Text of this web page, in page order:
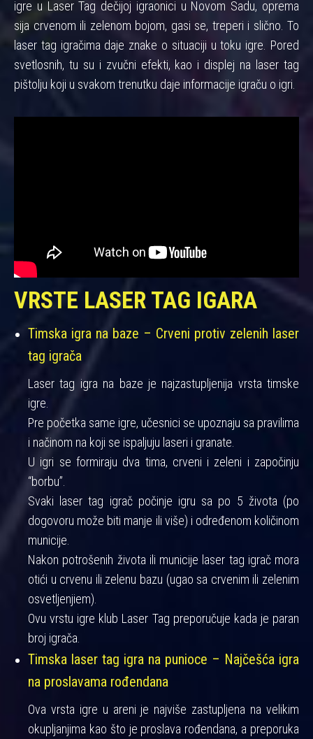
igre u Laser Tag dečijoj igraonici u Novom Sadu, oprema
sija crvenom ili zelenom bojom, gasi se, treperi i slično. To
laser tag igračima daje znake o situaciji u toku igre. Pored
svetlosnih, tu su i zvučni efekti, kao i displej na laser tag
pištolju koji u svakom trenutku daje informacije igraču o igri.
VRSTE LASER TAG IGARA
Timska igra na baze – Crveni protiv zelenih laser
tag igrača
Laser tag igra na baze je najzastupljenija vrsta timske
igre.
Pre početka same igre, učesnici se upoznaju sa pravilima
i načinom na koji se ispaljuju laseri i granate.
U igri se formiraju dva tima, crveni i zeleni i započinju
“borbu”.
Svaki laser tag igrač počinje igru sa po 5 života (po
dogovoru može biti manje ili više) i određenom količinom
municije.
Nakon potrošenih života ili municije laser tag igrač mora
otići u crvenu ili zelenu bazu (ugao sa crvenim ili zelenim
osvetljenjiem).
Ovu vrstu igre klub Laser Tag preporučuje kada je paran
broj igrača.
Timska laser tag igra na punioce – Najčešća igra
na proslavama rođendana
Ova vrsta igre u areni je najviše zastupljena na velikim
okupljanjima kao što je proslava rođendana, a preporuka